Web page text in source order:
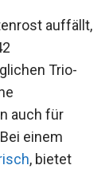
auffällt,
Trio-
auch für
einem
, bietet